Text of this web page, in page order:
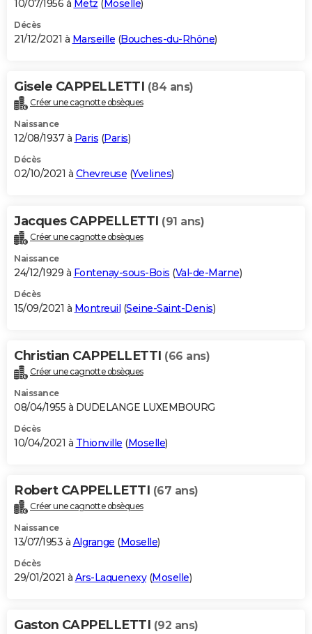
10/07/1956 à Metz ( Moselle)
Décès
21/12/2021 à Marseille (Bouches-du-Rhône)
Gisele CAPPELLETTI (84 ans)
Créer une cagnotte obsèques
Naissance
12/08/1937 à Paris (Paris)
Décès
02/10/2021 à Chevreuse (Yvelines)
Jacques CAPPELLETTI (91 ans)
Créer une cagnotte obsèques
Naissance
24/12/1929 à Fontenay-sous-Bois (Val-de-Marne)
Décès
15/09/2021 à Montreuil (Seine-Saint-Denis)
Christian CAPPELLETTI (66 ans)
Créer une cagnotte obsèques
Naissance
08/04/1955 à DUDELANGE LUXEMBOURG
Décès
10/04/2021 à Thionville (Moselle)
Robert CAPPELLETTI (67 ans)
Créer une cagnotte obsèques
Naissance
13/07/1953 à Algrange (Moselle)
Décès
29/01/2021 à Ars-Laquenexy(Moselle)
Gaston CAPPELLETTI (92 ans)